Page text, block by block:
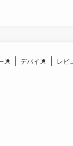
ス デバイス レビ